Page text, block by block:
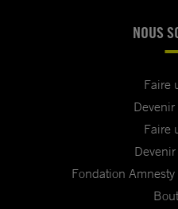
NOUS
Faire
Faire
Fondation